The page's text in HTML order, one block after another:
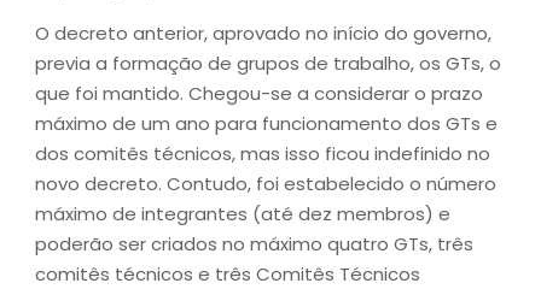
O decreto anterior, aprovado no início do governo,
previa a formação de grupos de trabalho, os GTs, o
que foi mantido. Chegou-se a considerar o prazo
máximo de um ano para funcionamento dos GTs e
dos comitês técnicos, mas isso ficou indefinido no
novo decreto. Contudo, foi estabelecido o número
máximo de integrantes (até dez membros) e
poderão ser criados no máximo quatro GTs, três
comitês técnicos e três Comitês Técnicos